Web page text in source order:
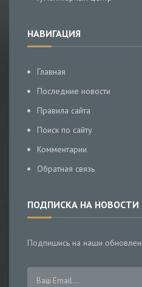
НАВИГАЦИЯ
Главная
Последние новости
Правила сайта
Поиск по сайту
Комментарии
Обратная связь
ПОДПИСКА НА НОВОСТИ
Подпишись на наши